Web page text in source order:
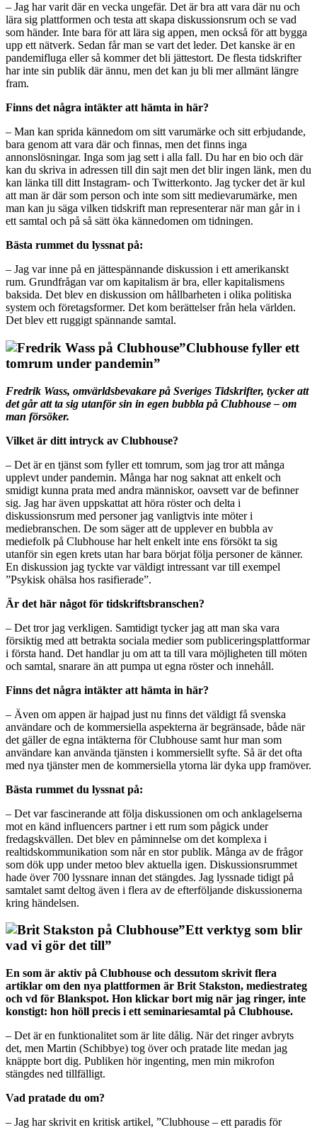
– Jag har varit där en vecka ungefär. Det är bra att vara där nu och
lära sig plattformen och testa att skapa diskussionsrum och se vad
som händer. Inte bara för att lära sig appen, men också för att bygga
upp ett nätverk. Sedan får man se vart det leder. Det kanske är en
pandemifluga eller så kommer det bli jättestort. De flesta tidskrifter
har inte sin publik där ännu, men det kan ju bli mer allmänt längre
fram.
Finns det några intäkter att hämta in här?
– Man kan sprida kännedom om sitt varumärke och sitt erbjudande,
bara genom att vara där och finnas, men det finns inga
annonslösningar. Inga som jag sett i alla fall. Du har en bio och där
kan du skriva in adressen till din sajt men det blir ingen länk, men du
kan länka till ditt Instagram- och Twitterkonto. Jag tycker det är kul
att man är där som person och inte som sitt medievarumärke, men
man kan ju säga vilken tidskrift man representerar när man går in i
ett samtal och på så sätt öka kännedomen om tidningen.
Bästa rummet du lyssnat på:
– Jag var inne på en jättespännande diskussion i ett amerikanskt
rum. Grundfrågan var om kapitalism är bra, eller kapitalismens
baksida. Det blev en diskussion om hållbarheten i olika politiska
system och företagsformer. Det kom berättelser från hela världen.
Det blev ett ruggigt spännande samtal.
”Clubhouse fyller ett
tomrum under pandemin”
Fredrik Wass, omvärldsbevakare på Sveriges Tidskrifter, tycker att
det går att ta sig utanför sin in egen bubbla på Clubhouse – om
man försöker.
Vilket är ditt intryck av Clubhouse?
– Det är en tjänst som fyller ett tomrum, som jag tror att många
upplevt under pandemin. Många har nog saknat att enkelt och
smidigt kunna prata med andra människor, oavsett var de befinner
sig. Jag har även uppskattat att höra röster och delta i
diskussionsrum med personer jag vanligtvis inte möter i
mediebranschen. De som säger att de upplever en bubbla av
mediefolk på Clubhouse har helt enkelt inte ens försökt ta sig
utanför sin egen krets utan har bara börjat följa personer de känner.
En diskussion jag tyckte var väldigt intressant var till exempel
”Psykisk ohälsa hos rasifierade”.
Är det här något för tidskriftsbranschen?
– Det tror jag verkligen. Samtidigt tycker jag att man ska vara
försiktig med att betrakta sociala medier som publiceringsplattformar
i första hand. Det handlar ju om att ta till vara möjligheten till möten
och samtal, snarare än att pumpa ut egna röster och innehåll.
Finns det några intäkter att hämta in här?
– Även om appen är hajpad just nu finns det väldigt få svenska
användare och de kommersiella aspekterna är begränsade, både när
det gäller de egna intäkterna för Clubhouse samt hur man som
användare kan använda tjänsten i kommersiellt syfte. Så är det ofta
med nya tjänster men de kommersiella ytorna lär dyka upp framöver.
Bästa rummet du lyssnat på:
– Det var fascinerande att följa diskussionen om och anklagelserna
mot en känd influencers partner i ett rum som pågick under
fredagskvällen. Det blev en påminnelse om det komplexa i
realtidskommunikation som når en stor publik. Många av de frågor
som dök upp under metoo blev aktuella igen. Diskussionsrummet
hade över 700 lyssnare innan det stängdes. Jag lyssnade tidigt på
samtalet samt deltog även i flera av de efterföljande diskussionerna
kring händelsen.
”Ett verktyg som blir
vad vi gör det till”
En som är aktiv på Clubhouse och dessutom skrivit flera
artiklar om den nya plattformen är Brit Stakston, mediestrateg
och vd för Blankspot. Hon klickar bort mig när jag ringer, inte
konstigt: hon höll precis i ett seminariesamtal på Clubhouse.
– Det är en funktionalitet som är lite dålig. När det ringer avbryts
det, men Martin (Schibbye) tog över och pratade lite medan jag
knäppte bort dig. Publiken hör ingenting, men min mikrofon
stängdes ned tillfälligt.
Vad pratade du om?
– Jag har skrivit en kritisk artikel, ”Clubhouse – ett paradis för